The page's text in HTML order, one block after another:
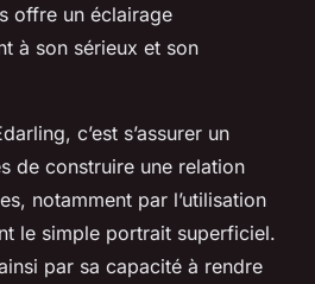
offre un éclairage
à son sérieux et son
c’est s’assurer un
de construire une relation
notamment par l’utilisation
le simple portrait superficiel.
par sa capacité à rendre